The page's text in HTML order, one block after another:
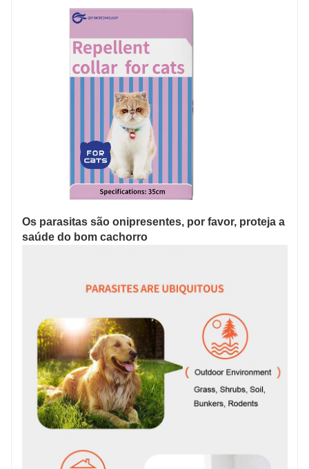
Os parasitas são onipresentes, por favor, proteja a
saúde do bom cachorro